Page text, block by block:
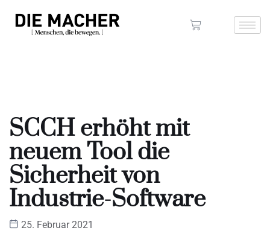
SCCH erhöht mit
neuem Tool die
Sicherheit von
Industrie-Software
25. Februar 2021